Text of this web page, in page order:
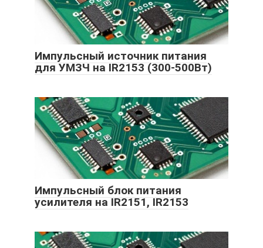
Импульсный источник питания
для УМЗЧ на IR2153 (300-500Вт)
Импульсный блок питания
усилителя на IR2151, IR2153